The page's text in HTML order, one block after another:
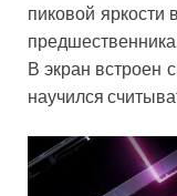
пиковой яркости
предшественника.
В экран встроен
научился